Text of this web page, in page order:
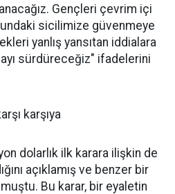
Gençleri çevrim içi
sicilimize güvenmeye
yanlış yansıtan iddialara
sürdüreceğiz" ifadelerini
karşıya
dolarlık ilk karara ilişkin de
açıklamış ve benzer bir
Bu karar, bir eyaletin